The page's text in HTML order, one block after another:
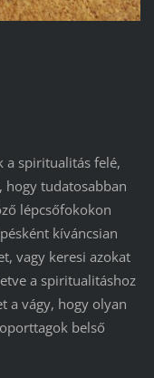
a spiritualitás felé,
hogy tudatosabban
lépcsőfokokon
kíváncsian
vagy keresi azokat
a spiritualitáshoz
a vágy, hogy olyan
belső